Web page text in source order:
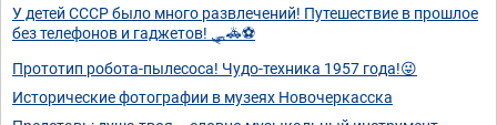
У детей СССР было много развлечений! Путешествие в прошлое
без телефонов и гаджетов! 🛷🚓⚽
Прототип робота-пылесоса! Чудо-техника 1957 года!😜
Исторические фотографии в музеях Новочеркасска